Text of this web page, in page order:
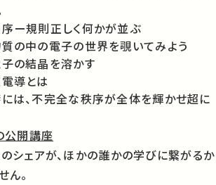
ー規則正しく何かが並ぶ
の中の電子の世界を覗いてみよう
の結晶を溶かす
導とは
は、不完全な秩序が全体を輝かせ超に
公開講座
シェアが、ほかの誰かの学びに繋がるか
ん。